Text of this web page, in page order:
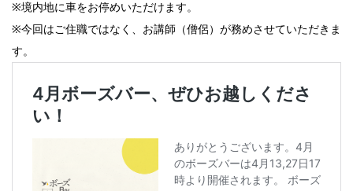
※境内地に車をお停めいただけます。
※今回はご住職ではなく、お講師（僧侶）が務めさせていただきま
す。